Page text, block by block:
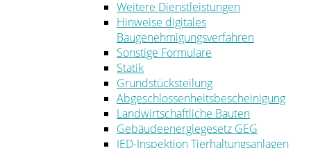
Weitere Dienstleistungen
Hinweise digitales
Baugenehmigungsverfahren
Sonstige Formulare
Statik
Grundstücksteilung
Abgeschlossenheitsbescheinigung
Landwirtschaftliche Bauten
Gebäudeenergiegesetz GEG
IED-Inspektion Tierhaltungsanlagen